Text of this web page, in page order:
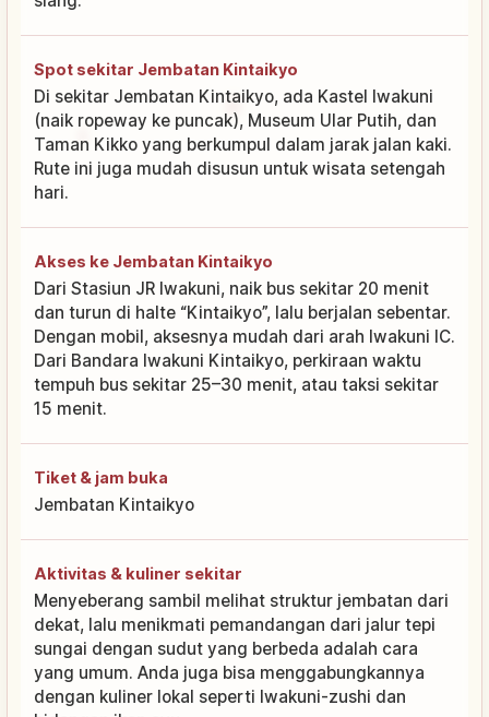
Spot sekitar Jembatan Kintaikyo
Di sekitar Jembatan Kintaikyo, ada Kastel Iwakuni
(naik ropeway ke puncak), Museum Ular Putih, dan
Taman Kikko yang berkumpul dalam jarak jalan kaki.
Rute ini juga mudah disusun untuk wisata setengah
hari.
Akses ke Jembatan Kintaikyo
Dari Stasiun JR Iwakuni, naik bus sekitar 20 menit
dan turun di halte “Kintaikyo”, lalu berjalan sebentar.
Dengan mobil, aksesnya mudah dari arah Iwakuni IC.
Dari Bandara Iwakuni Kintaikyo, perkiraan waktu
tempuh bus sekitar 25–30 menit, atau taksi sekitar
15 menit.
Tiket & jam buka
Jembatan Kintaikyo
Aktivitas & kuliner sekitar
Menyeberang sambil melihat struktur jembatan dari
dekat, lalu menikmati pemandangan dari jalur tepi
sungai dengan sudut yang berbeda adalah cara
yang umum. Anda juga bisa menggabungkannya
dengan kuliner lokal seperti Iwakuni-zushi dan